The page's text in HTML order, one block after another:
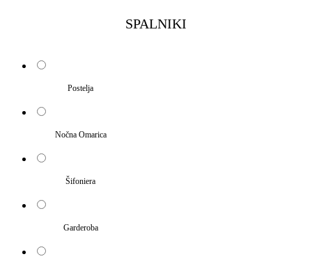
SPALNIKI
Postelja
Nočna Omarica
Šifoniera
Garderoba